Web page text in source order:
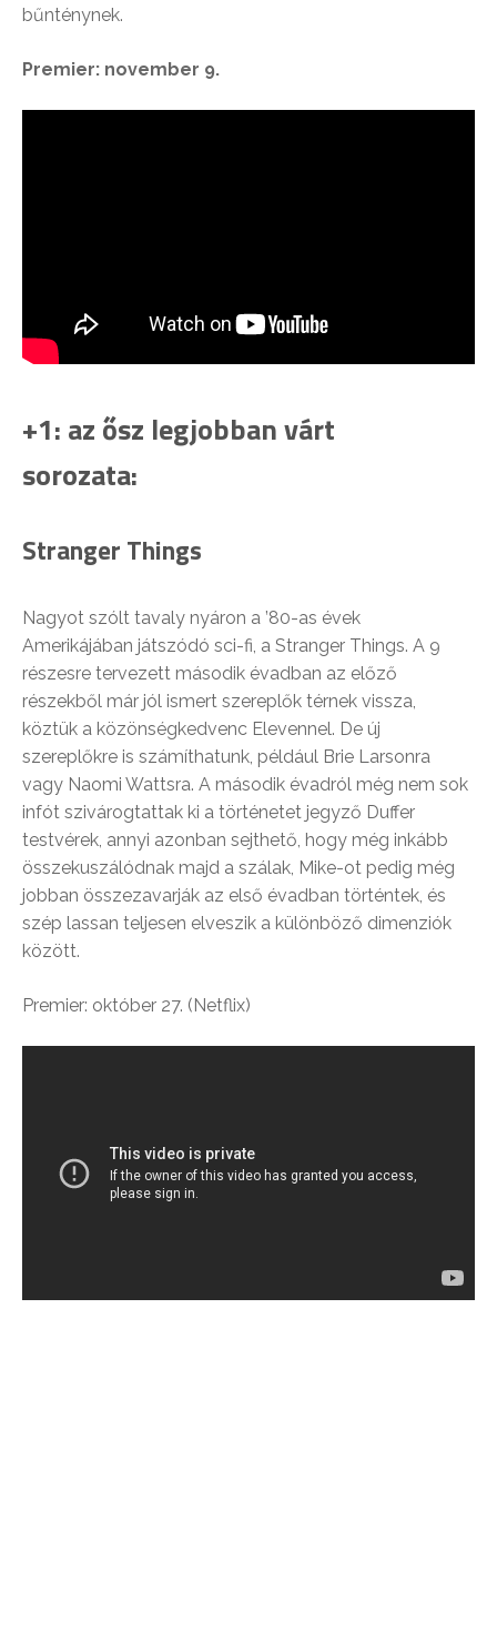
bűnténynek.
Premier: november 9.
+1: az ősz legjobban várt
sorozata:
Stranger Things
Nagyot szólt tavaly nyáron a ’80-as évek
Amerikájában játszódó sci-fi, a Stranger Things. A 9
részesre tervezett második évadban az előző
részekből már jól ismert szereplők térnek vissza,
köztük a közönségkedvenc Elevennel. De új
szereplőkre is számíthatunk, például Brie Larsonra
vagy Naomi Wattsra. A második évadról még nem sok
infót szivárogtattak ki a történetet jegyző Duffer
testvérek, annyi azonban sejthető, hogy még inkább
összekuszálódnak majd a szálak, Mike-ot pedig még
jobban összezavarják az első évadban történtek, és
szép lassan teljesen elveszik a különböző dimenziók
között.
Premier: október 27. (Netflix)